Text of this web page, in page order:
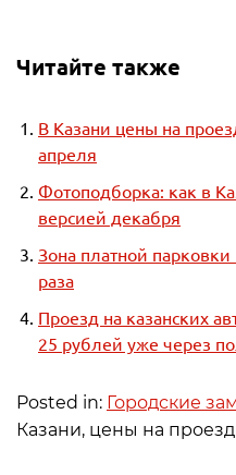
Читайте также
В Казани цены на
апреля
Фотоподборка: как в
версией декабря
Зона платной
раза
Проезд на казанских
25 рублей уже через
Posted in: Городские
Казани, цены на проезд